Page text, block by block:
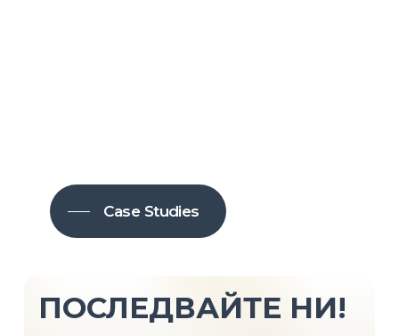
Case Studies
ПОСЛЕДВАЙТЕ НИ!